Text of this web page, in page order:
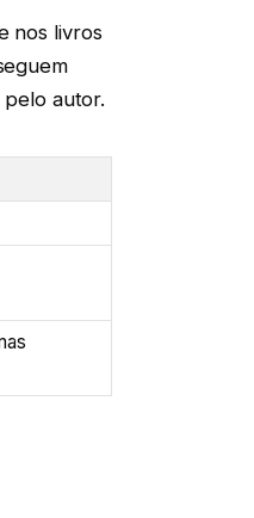
nos livros
autor.